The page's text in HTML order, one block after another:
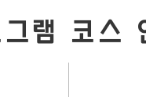
그램 코스